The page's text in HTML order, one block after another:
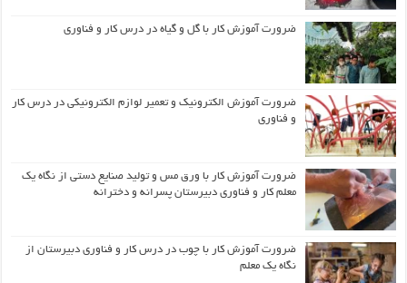
ضرورت آموزش کار با گل و گیاه در درس کار و فناوری
ضرورت آموزش الکترونیک و تعمیر لوازم الکترونیکی در درس کار
و فناوری
ضرورت آموزش کار با ورق مس و تولید صنایع دستی از نگاه یک
معلم کار و فناوری دبیرستان پسرانه و دخترانه
ضرورت آموزش کار با چوب در درس کار و فناوری دبیرستان از
نگاه یک معلم